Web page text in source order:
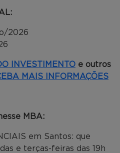
2026
INVESTIMENTO e outros
MAIS INFORMAÇÕES
MBA:
em Santos: que
e terças-feiras das 19h